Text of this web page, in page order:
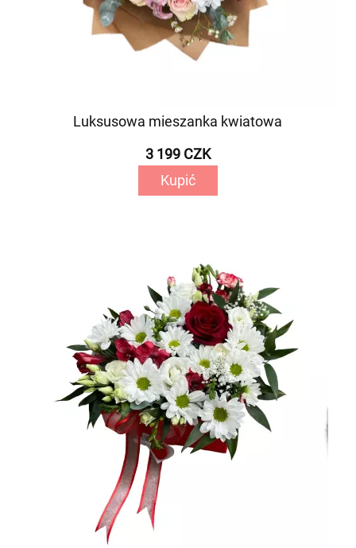
Luksusowa mieszanka kwiatowa
3 199 CZK
Kupić